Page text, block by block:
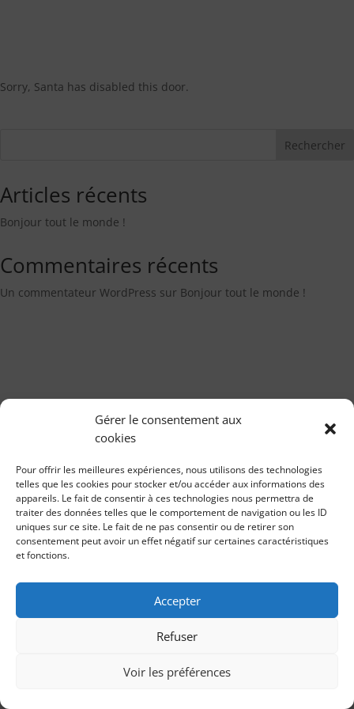
Gérer le consentement aux
cookies
Pour offrir les meilleures expériences, nous utilisons des technologies
telles que les cookies pour stocker et/ou accéder aux informations des
appareils. Le fait de consentir à ces technologies nous permettra de
traiter des données telles que le comportement de navigation ou les ID
uniques sur ce site. Le fait de ne pas consentir ou de retirer son
consentement peut avoir un effet négatif sur certaines caractéristiques
et fonctions.
Accepter
Refuser
Voir les préférences
Sorry, Santa has disabled this door.
Rechercher
Articles récents
Bonjour tout le monde !
Commentaires récents
Un commentateur WordPress sur Bonjour tout le monde !